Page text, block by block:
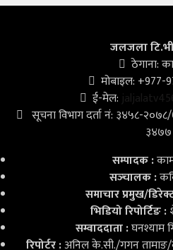
जलजला
ठेगाना:
मोबाइल:
ई-मेल:
सूचना विभाग दर्ता नं: ३४५८-
३४७७
सम्पादक :
सञ्‍चालक :
समाचार प्रमुख/
भिडियोरिपोर्टिङ :
सम्वाददाता :घनश्याम
रिपोर्टर :अनिल के.सी./गगन तामाङ/